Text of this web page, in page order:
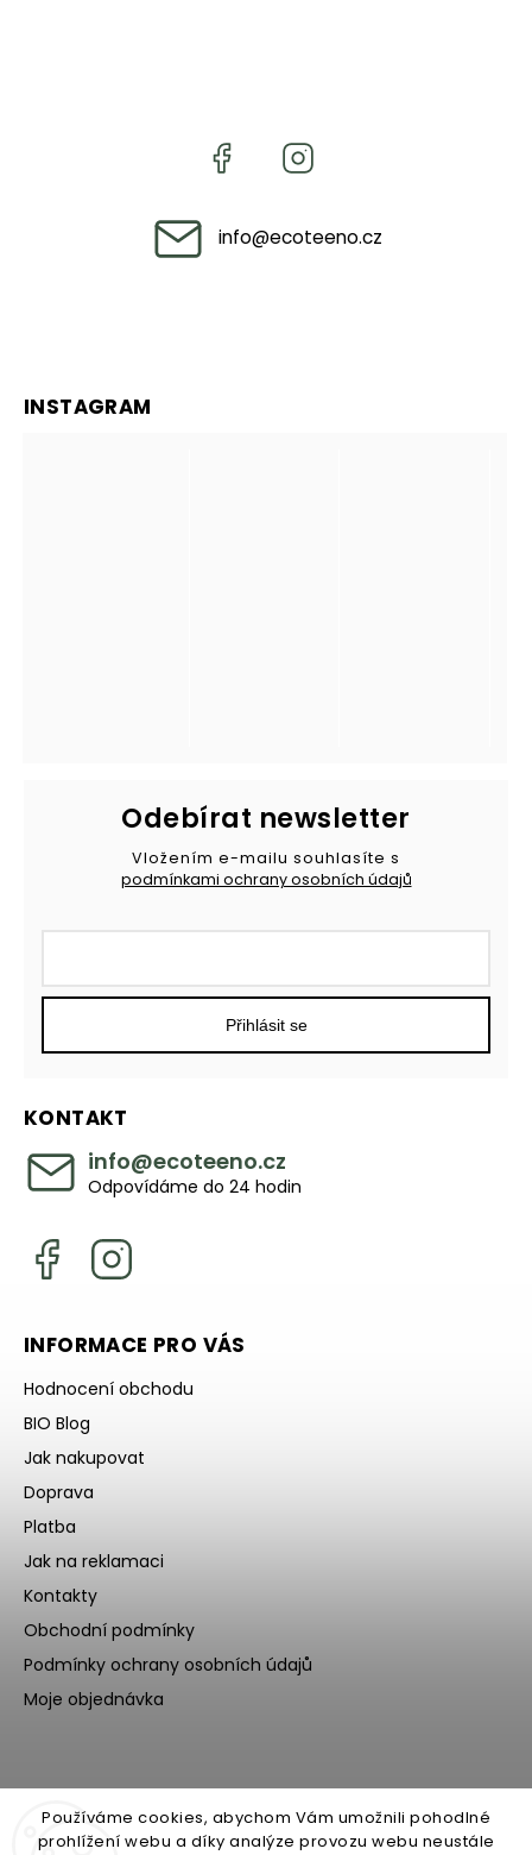
Používáme cookies, abychom Vám umožnili pohodlné
prohlížení webu a díky analýze provozu webu neustále
info@ecoteeno.cz
INSTAGRAM
KONTAKT
info@ecoteeno.cz
Odpovídáme do 24 hodin
Odebírat newsletter
Vložením e-mailu souhlasíte s
podmínkami ochrany osobních údajů
Přihlásit se
INFORMACE PRO VÁS
Hodnocení obchodu
BIO Blog
Jak nakupovat
Doprava
Platba
Jak na reklamaci
Kontakty
Obchodní podmínky
Podmínky ochrany osobních údajů
Moje objednávka